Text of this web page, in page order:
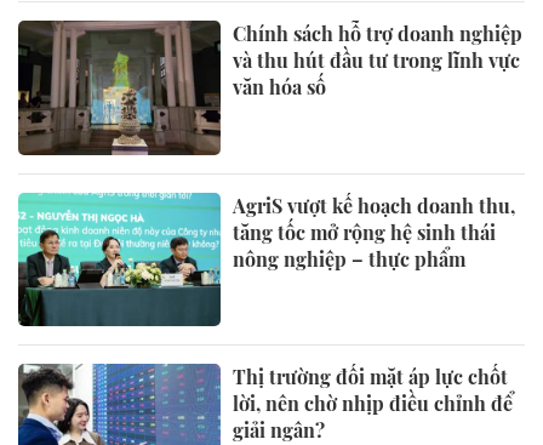
Chính sách hỗ trợ doanh nghiệp
và thu hút đầu tư trong lĩnh vực
văn hóa số
AgriS vượt kế hoạch doanh thu,
tăng tốc mở rộng hệ sinh thái
nông nghiệp – thực phẩm
Thị trường đối mặt áp lực chốt
lời, nên chờ nhịp điều chỉnh để
giải ngân?